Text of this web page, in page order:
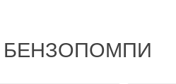
БЕНЗОПОМПИ